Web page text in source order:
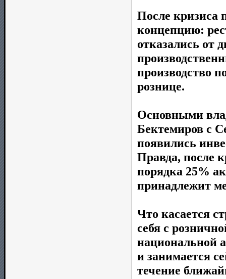
После кризиса
концепцию:
отказались от
производство
рознице.
Основными
Бектемиров с
появились
Правда, после
порядка 25%
принадлежит
Что касается
себя с
национальной
и занимается
течение